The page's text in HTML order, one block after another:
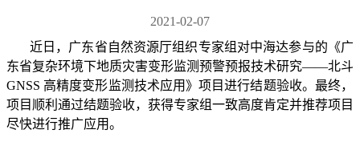
2021-02-07
近日，广东省自然资源厅组织专家组对中海达参与的《广
东省复杂环境下地质灾害变形监测预警预报技术研究——北斗
GNSS 高精度变形监测技术应用》项目进行结题验收。最终，
项目顺利通过结题验收，获得专家组一致高度肯定并推荐项目
尽快进行推广应用。